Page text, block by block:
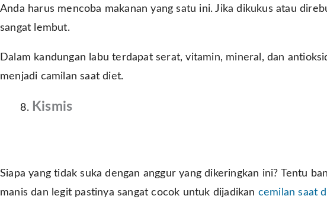
Anda harus mencoba makanan yang satu ini. Jika dikukus atau
sangat lembut.
Dalam kandungan labu terdapat serat, vitamin, mineral, dan
menjadi camilan saat diet.
Kismis
Siapa yang tidak suka dengan anggur yang dikeringkan ini? Tentu
manis dan legit pastinya sangat cocok untuk dijadikan cemilan saat